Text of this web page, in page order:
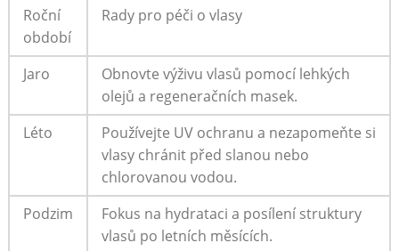
Roční
období
Rady pro péči o vlasy
Jaro
Obnovte výživu vlasů pomocí lehkých
olejů a regeneračních masek.
Léto
Používejte UV ochranu a nezapomeňte si
vlasy chránit před slanou nebo
chlorovanou vodou.
Podzim
Fokus na hydrataci a posílení struktury
vlasů po letních měsících.